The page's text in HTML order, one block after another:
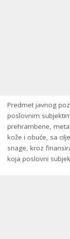
Predmet javnog
poslovnim
prehrambene,
kože i obuće, sa
snage, kroz
koja poslovni